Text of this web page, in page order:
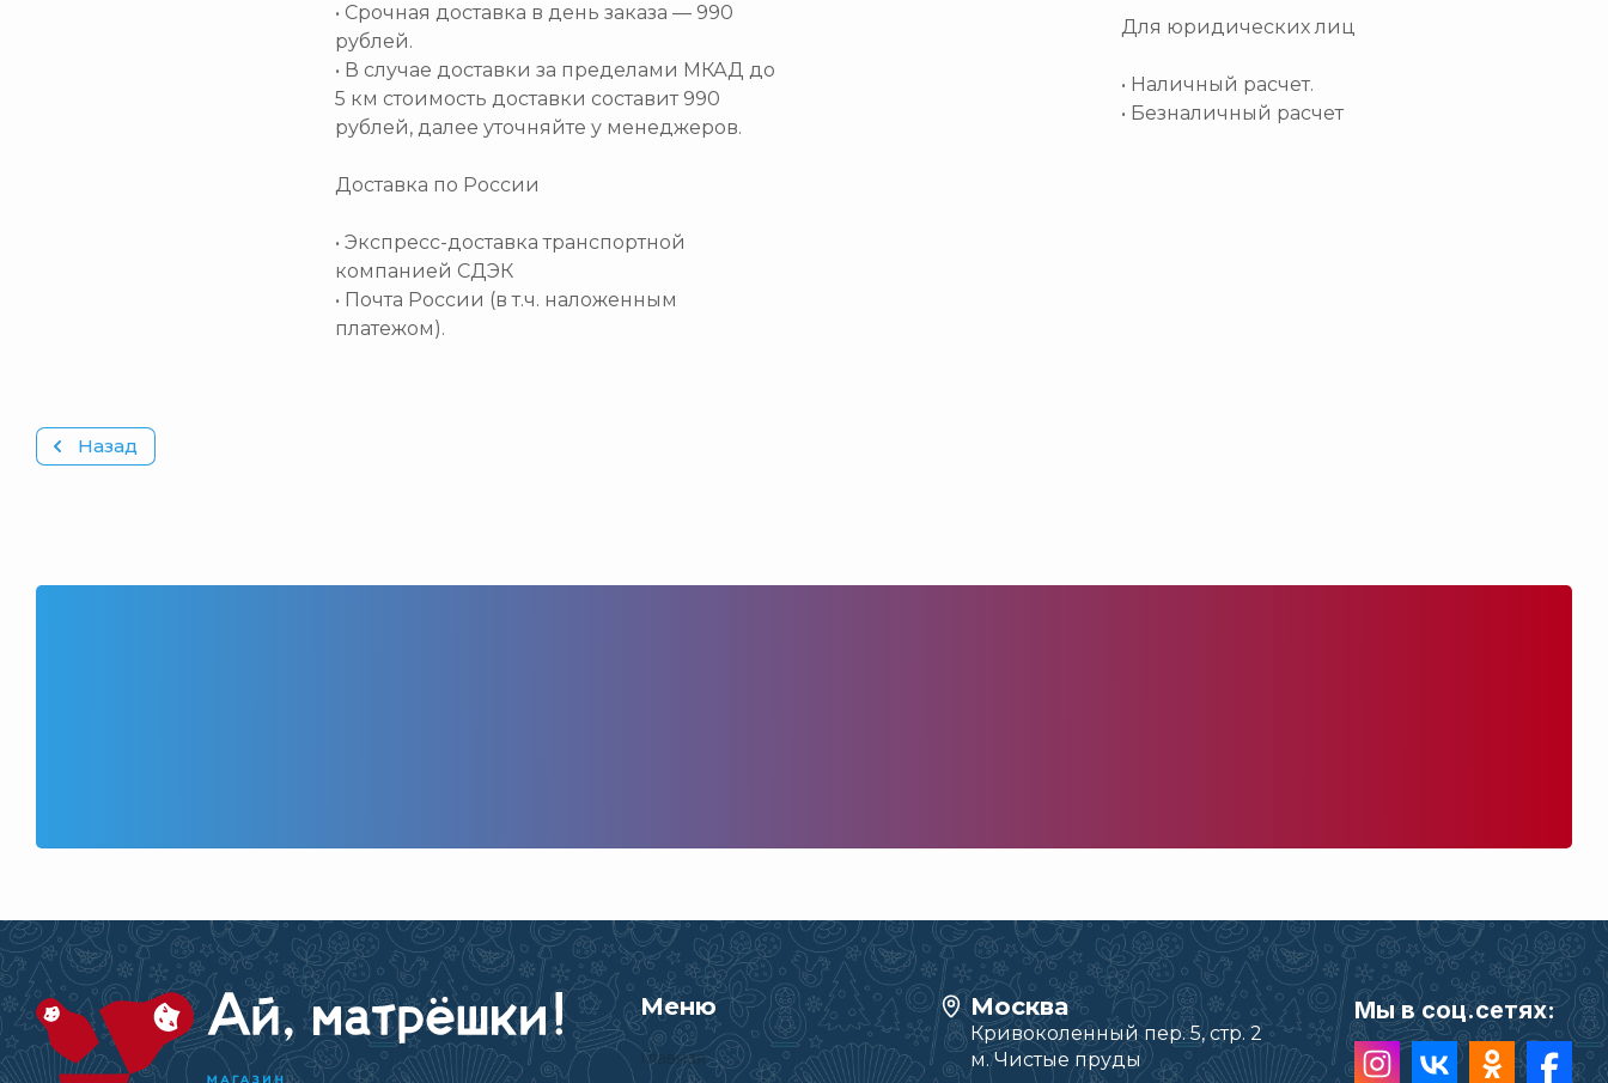
• Срочная доставка в день заказа — 990
рублей.
• В случае доставки за пределами МКАД до
5 км стоимость доставки составит 990
рублей, далее уточняйте у менеджеров.
Доставка по России
• Экспресс-доставка транспортной
компанией СДЭК
• Почта России (в т.ч. наложенным
платежом).
Для юридических лиц
• Наличный расчет.
• Безналичный расчет
Назад
Меню
Главная
Москва
Кривоколенный пер. 5, стр. 2
м. Чистые пруды
Мы в соц.сетях: